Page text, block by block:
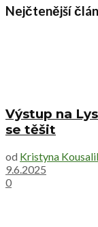
Nejčtenější
Výstup na
se těšit
od Kristyna
9.6.2025
0